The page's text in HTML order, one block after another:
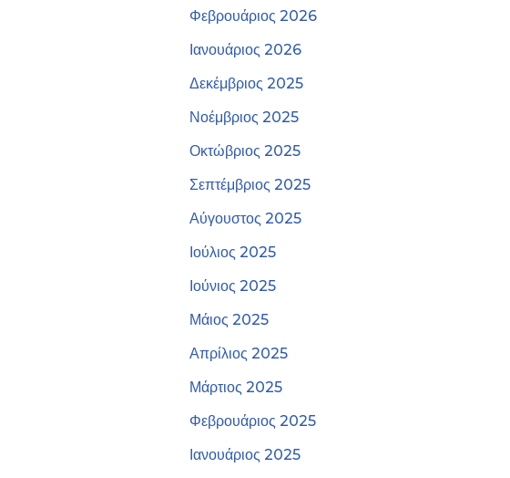
Φεβρουάριος 2026
Ιανουάριος 2026
Δεκέμβριος 2025
Νοέμβριος 2025
Οκτώβριος 2025
Σεπτέμβριος 2025
Αύγουστος 2025
Ιούλιος 2025
Ιούνιος 2025
Μάιος 2025
Απρίλιος 2025
Μάρτιος 2025
Φεβρουάριος 2025
Ιανουάριος 2025